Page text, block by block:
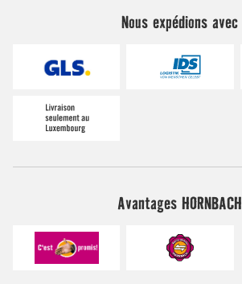
Nous expédions avec
Avantages HORNBACH